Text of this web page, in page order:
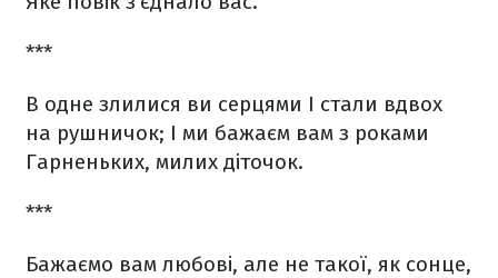
***
В одне злилися ви серцями І стали вдвох
на рушничок; І ми бажаєм вам з роками
Гарненьких, милих діточок.
***
Бажаємо вам любові, але не такої, як сонце,